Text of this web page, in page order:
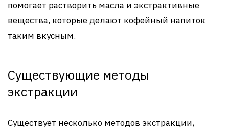
помогает растворить масла и экстрактивные
вещества, которые делают кофейный напиток
таким вкусным.
Существующие методы
экстракции
Существует несколько методов экстракции,